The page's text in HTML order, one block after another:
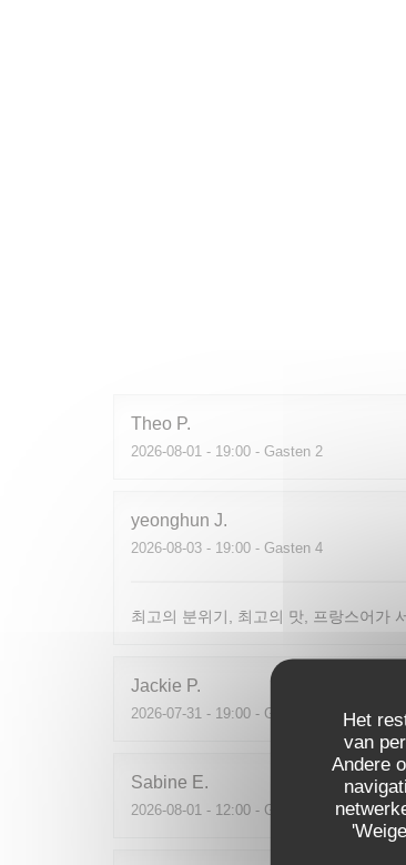
Het
van
Andere
Theo P
2026-08-01 - 19:00 - Gasten 2
yeonghun J
2026-08-03 - 19:00 - Gasten 4
최고의 분위기, 최고의 맛, 프랑스어가
Jackie P
2026-07-31 - 19:00 - Gasten 2
Sabine E
2026-08-01 - 12:00 - Gasten 5